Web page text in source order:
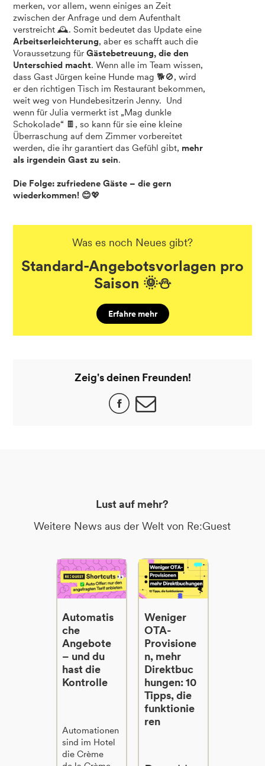
merken, vor allem, wenn einiges an Zeit
zwischen der Anfrage und dem Aufenthalt
verstreicht 🕰️. Somit bedeutet das Update eine
Arbeitserleichterung, aber es schafft auch die
Voraussetzung fürGästebetreuung, die den
Unterschied macht. Wenn alle im Team wissen,
dass Gast Jürgen keine Hunde mag 🐕🚫, wird
er den richtigen Tisch im Restaurant bekommen,
weit weg von Hundebesitzerin Jenny. Und
wenn für Julia vermerkt ist „Mag dunkle
Schokolade“ 🍫, so kann für sie eine kleine
Überraschung auf dem Zimmer vorbereitet
werden, die ihr garantiert das Gefühl gibt, mehr
als irgendein Gast zu sein.
Die Folge: zufriedene Gäste – die gern
wiederkommen! 😊💖
Was es noch Neues gibt?
Standard-Angebotsvorlagen pro
Saison 🌞⛄
Erfahre mehr
Zeig's deinen Freunden!
Lust auf mehr?
Weitere News aus der Welt von Re:Guest
Automatis
che
Angebote
– und du
hast die
Kontrolle
Automationen
sind im Hotel
die Crème
Weniger
OTA-
Provisione
n, mehr
Direktbuc
hungen: 10
Tipps, die
funktionie
ren